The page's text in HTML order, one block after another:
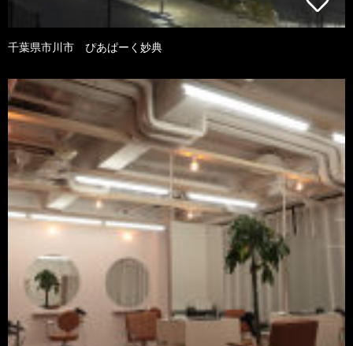
千葉県市川市 ぴあぱーく妙典